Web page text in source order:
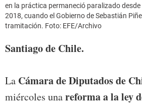
en la práctica permaneció paralizado desde
2018, cuando el Gobierno de Sebastián
tramitación. Foto: EFE/Archivo
Santiago de Chile.
La Cámara de Diputados de
miércoles unareforma a la ley